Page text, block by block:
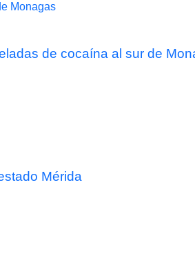
de cocaína al sur de
Mérida